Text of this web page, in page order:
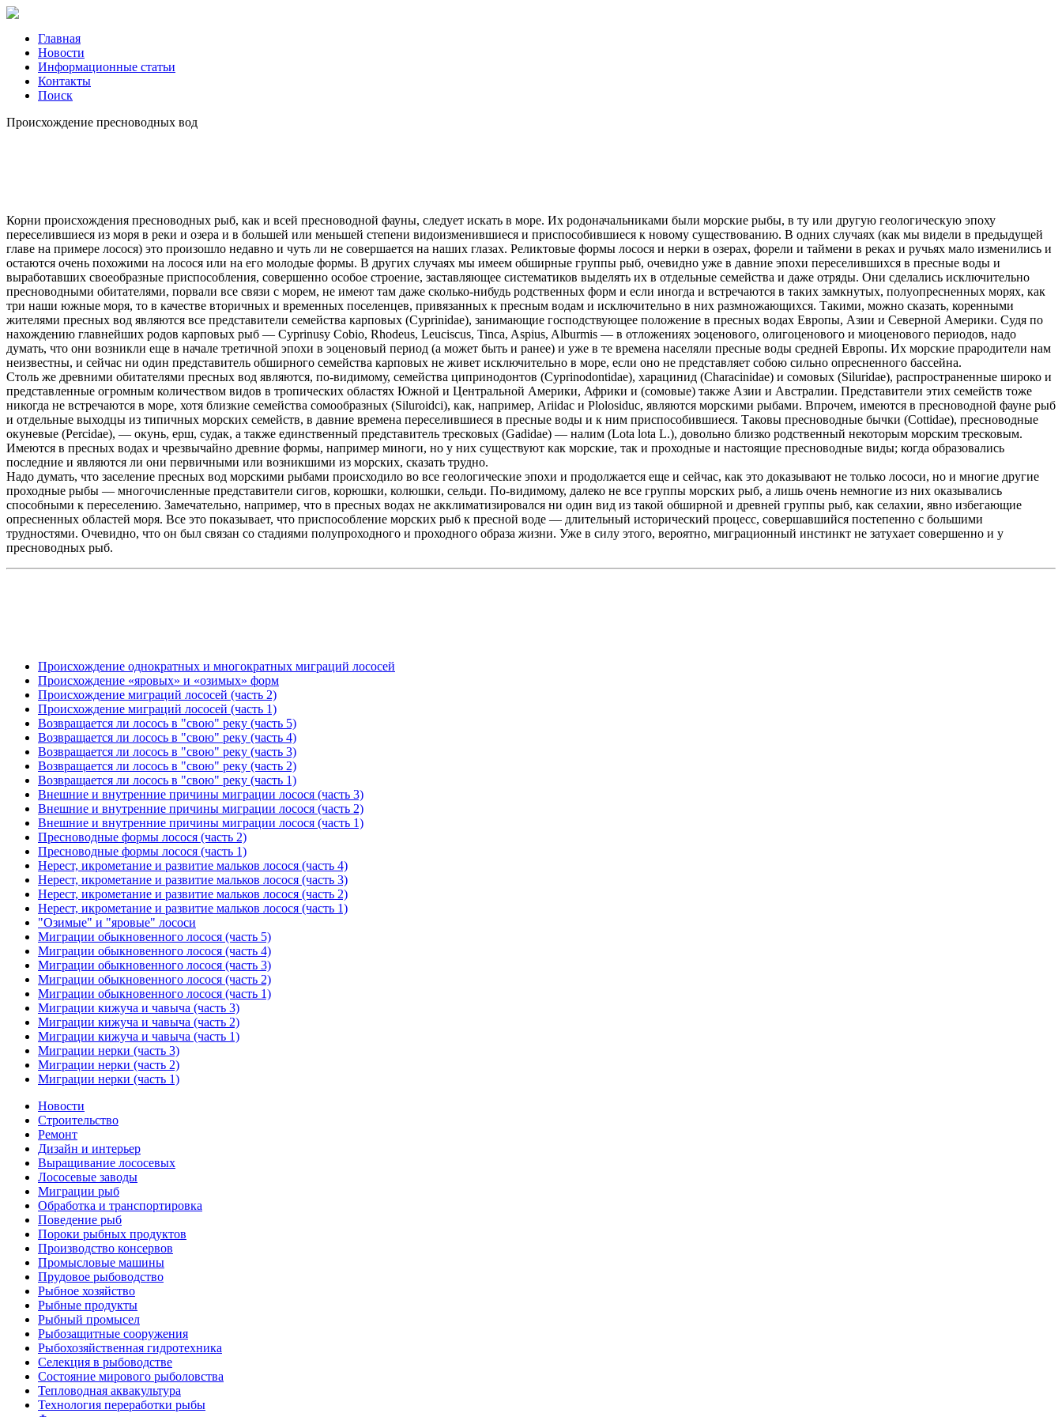
Главная
Новости
Информационные статьи
Контакты
Поиск
Происхождение пресноводных вод
Корни происхождения пресноводных рыб, как и всей пресноводной фауны, следует искать в море. Их родоначальниками были морские рыбы, в ту или другую геологическую эпоху
переселившиеся из моря в реки и озера и в большей или меньшей степени видоизменившиеся и приспособившиеся к новому существованию. В одних случаях (как мы видели в предыдущей
главе на примере лосося) это произошло недавно и чуть ли не совершается на наших глазах. Реликтовые формы лосося и нерки в озерах, форели и таймени в реках и ручьях мало изменились и
остаются очень похожими на лосося или на его молодые формы. В других случаях мы имеем обширные группы рыб, очевидно уже в давние эпохи переселившихся в пресные воды и
выработавших своеобразные приспособления, совершенно особое строение, заставляющее систематиков выделять их в отдельные семейства и даже отряды. Они сделались исключительно
пресноводными обитателями, порвали все связи с морем, не имеют там даже сколько-нибудь родственных форм и если иногда и встречаются в таких замкнутых, полуопресненных морях, как
три наши южные моря, то в качестве вторичных и временных поселенцев, привязанных к пресным водам и исключительно в них размножающихся. Такими, можно сказать, коренными
жителями пресных вод являются все представители семейства карповых (Cyprinidae), занимающие господствующее положение в пресных водах Европы, Азии и Северной Америки. Судя по
нахождению главнейших родов карповых рыб — Cyprinusy Cobio, Rhodeus, Leuciscus, Tinca, Aspius, Alburmis — в отложениях эоценового, олигоценового и миоценового периодов, надо
думать, что они возникли еще в начале третичной эпохи в эоценовый период (а может быть и ранее) и уже в те времена населяли пресные воды средней Европы. Их морские прародители нам
неизвестны, и сейчас ни один представитель обширного семейства карповых не живет исключительно в море, если оно не представляет собою сильно опресненного бассейна.
Столь же древними обитателями пресных вод являются, по-видимому, семейства ципринодонтов (Cyprinodontidae), харацинид (Characinidae) и сомовых (Siluridae), распространенные широко и
представленные огромным количеством видов в тропических областях Южной и Центральной Америки, Африки и (сомовые) также Азии и Австралии. Представители этих семейств тоже
никогда не встречаются в море, хотя близкие семейства сомообразных (Siluroidci), как, например, Ariidac и Plolosiduc, являются морскими рыбами. Впрочем, имеются в пресноводной фауне рыб
и отдельные выходцы из типичных морских семейств, в давние времена переселившиеся в пресные воды и к ним приспособившиеся. Таковы пресноводные бычки (Cottidae), пресноводные
окуневые (Percidae), — окунь, ерш, судак, а также единственный представитель тресковых (Gadidae) — налим (Lota lota L.), довольно близко родственный некоторым морским тресковым.
Имеются в пресных водах и чрезвычайно древние формы, например миноги, но у них существуют как морские, так и проходные и настоящие пресноводные виды; когда образовались
последние и являются ли они первичными или возникшими из морских, сказать трудно.
Надо думать, что заселение пресных вод морскими рыбами происходило во все геологические эпохи и продолжается еще и сейчас, как это доказывают не только лососи, но и многие другие
проходные рыбы — многочисленные представители сигов, корюшки, колюшки, сельди. По-видимому, далеко не все группы морских рыб, а лишь очень немногие из них оказывались
способными к переселению. Замечательно, например, что в пресных водах не акклиматизировался ни один вид из такой обширной и древней группы рыб, как селахии, явно избегающие
опресненных областей моря. Все это показывает, что приспособление морских рыб к пресной воде — длительный исторический процесс, совершавшийся постепенно с большими
трудностями. Очевидно, что он был связан со стадиями полупроходного и проходного образа жизни. Уже в силу этого, вероятно, миграционный инстинкт не затухает совершенно и у
пресноводных рыб.
Происхождение однократных и многократных миграций лососей
Происхождение «яровых» и «озимых» форм
Происхождение миграций лососей (часть 2)
Происхождение миграций лососей (часть 1)
Возвращается ли лосось в "свою" реку (часть 5)
Возвращается ли лосось в "свою" реку (часть 4)
Возвращается ли лосось в "свою" реку (часть 3)
Возвращается ли лосось в "свою" реку (часть 2)
Возвращается ли лосось в "свою" реку (часть 1)
Внешние и внутренние причины миграции лосося (часть 3)
Внешние и внутренние причины миграции лосося (часть 2)
Внешние и внутренние причины миграции лосося (часть 1)
Пресноводные формы лосося (часть 2)
Пресноводные формы лосося (часть 1)
Нерест, икрометание и развитие мальков лосося (часть 4)
Нерест, икрометание и развитие мальков лосося (часть 3)
Нерест, икрометание и развитие мальков лосося (часть 2)
Нерест, икрометание и развитие мальков лосося (часть 1)
"Озимые" и "яровые" лососи
Миграции обыкновенного лосося (часть 5)
Миграции обыкновенного лосося (часть 4)
Миграции обыкновенного лосося (часть 3)
Миграции обыкновенного лосося (часть 2)
Миграции обыкновенного лосося (часть 1)
Миграции кижуча и чавыча (часть 3)
Миграции кижуча и чавыча (часть 2)
Миграции кижуча и чавыча (часть 1)
Миграции нерки (часть 3)
Миграции нерки (часть 2)
Миграции нерки (часть 1)
Новости
Строительство
Ремонт
Дизайн и интерьер
Выращивание лососевых
Лососевые заводы
Миграции рыб
Обработка и транспортировка
Поведение рыб
Пороки рыбных продуктов
Производство консервов
Промысловые машины
Прудовое рыбоводство
Рыбное хозяйство
Рыбные продукты
Рыбный промысел
Рыбозащитные сооружения
Рыбохозяйственная гидротехника
Селекция в рыбоводстве
Состояние мирового рыболовства
Тепловодная аквакультура
Технология переработки рыбы